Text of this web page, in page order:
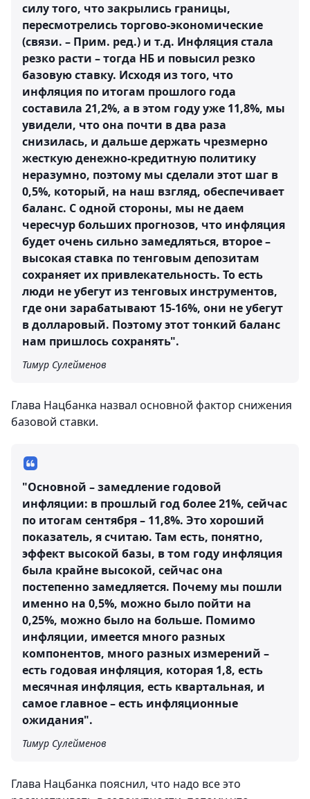
силу того, что закрылись границы,
пересмотрелись торгово-экономические
(связи. – Прим. ред.) и т.д. Инфляция стала
резко расти – тогда НБ и повысил резко
базовую ставку. Исходя из того, что
инфляция по итогам прошлого года
составила 21,2%, а в этом году уже 11,8%, мы
увидели, что она почти в два раза
снизилась, и дальше держать чрезмерно
жесткую денежно-кредитную политику
неразумно, поэтому мы сделали этот шаг в
0,5%, который, на наш взгляд, обеспечивает
баланс. С одной стороны, мы не даем
чересчур больших прогнозов, что инфляция
будет очень сильно замедляться, второе –
высокая ставка по тенговым депозитам
сохраняет их привлекательность. То есть
люди не убегут из тенговых инструментов,
где они зарабатывают 15-16%, они не убегут
в долларовый. Поэтому этот тонкий баланс
нам пришлось сохранять".
Тимур Сулейменов
Глава Нацбанка назвал основной фактор снижения
базовой ставки.
"Основной – замедление годовой
инфляции: в прошлый год более 21%, сейчас
по итогам сентября – 11,8%. Это хороший
показатель, я считаю. Там есть, понятно,
эффект высокой базы, в том году инфляция
была крайне высокой, сейчас она
постепенно замедляется. Почему мы пошли
именно на 0,5%, можно было пойти на
0,25%, можно было на больше. Помимо
инфляции, имеется много разных
компонентов, много разных измерений –
есть годовая инфляция, которая 1,8, есть
месячная инфляция, есть квартальная, и
самое главное – есть инфляционные
ожидания".
Тимур Сулейменов
Глава Нацбанка пояснил, что надо все это